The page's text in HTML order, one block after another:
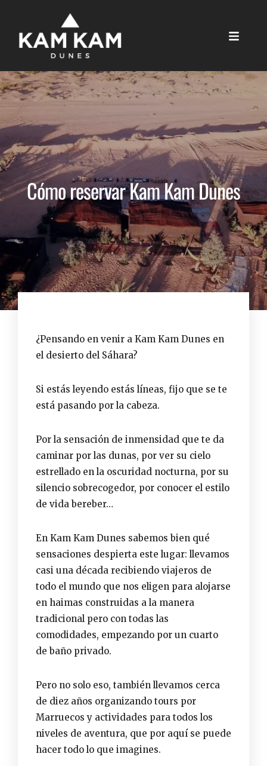
Cómo reservar Kam Kam Dunes
¿Pensando en venir a Kam Kam Dunes en
el desierto del Sáhara?
Si estás leyendo estás líneas, fijo que se te
está pasando por la cabeza.
Por la sensación de inmensidad que te da
caminar por las dunas, por ver su cielo
estrellado en la oscuridad nocturna, por su
silencio sobrecogedor, por conocer el estilo
de vida bereber…
En Kam Kam Dunes sabemos bien qué
sensaciones despierta este lugar: llevamos
casi una década recibiendo viajeros de
todo el mundo que nos eligen para alojarse
en haimas construidas a la manera
tradicional pero con todas las
comodidades, empezando por un cuarto
de baño privado.
Pero no solo eso, también llevamos cerca
de diez años organizando tours por
Marruecos y actividades para todos los
niveles de aventura, que por aquí se puede
hacer todo lo que imagines.